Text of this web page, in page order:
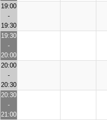
19:00
-
19:30
19:30
-
20:00
20:00
-
20:30
20:30
-
21:00